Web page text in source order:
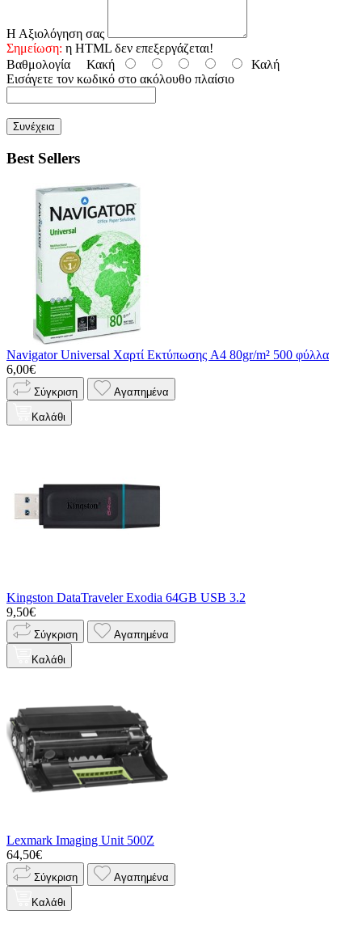
Η Αξιολόγηση σας
Σημείωση: η HTML δεν επεξεργάζεται!
Βαθμολογία Κακή
Καλή
Εισάγετε τον κωδικό στο ακόλουθο πλαίσιο
Συνέχεια
Best Sellers
Navigator Universal Χαρτί Εκτύπωσης A4 80gr/m² 500 φύλλα
6,00€
Σύγκριση Αγαπημένα
Καλάθι
Kingston DataTraveler Exodia 64GB USB 3.2
9,50€
Σύγκριση Αγαπημένα
Καλάθι
Lexmark Imaging Unit 500Z
64,50€
Σύγκριση Αγαπημένα
Καλάθι